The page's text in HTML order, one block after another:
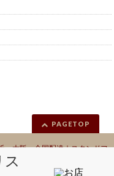
PAGETOP
大阪 全国配達｜スタンドフ
Reserved.